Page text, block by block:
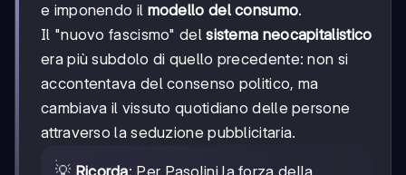
e imponendo il modello del consumo.
Il "nuovo fascismo" delsistema neocapitalistico
era più subdolo di quello precedente: non si
accontentava del consenso politico, ma
cambiava il vissuto quotidiano delle persone
attraverso la seduzione pubblicitaria.